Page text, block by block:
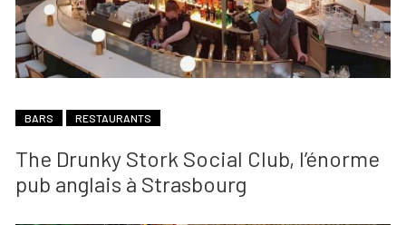
BARS RESTAURANTS
The Drunky Stork Social Club, l’énorme
pub anglais à Strasbourg